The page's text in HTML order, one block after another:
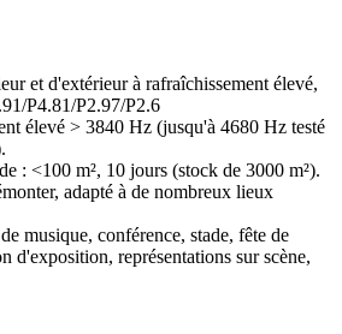
et d'extérieur à rafraîchissement élevé,
P4.81/P2.97/P2.6
élevé > 3840 Hz (jusqu'à 4680 Hz testé
: <100 m², 10 jours (stock de 3000 m²).
adapté à de nombreux lieux
musique, conférence, stade, fête de
d'exposition, représentations sur scène,